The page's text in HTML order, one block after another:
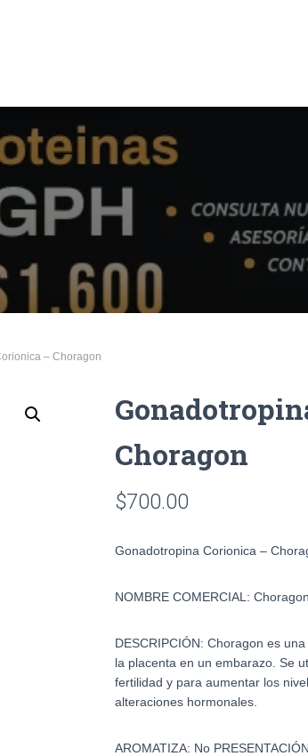
– Choragon
Choragon
$700.00
Gonadotropina Corionica –
NOMBRE COMERCIAL:
DESCRIPCIÓN: Choragon es
la placenta en un embarazo. Se
fertilidad y para aumentar los
alteraciones hormonales.
AROMATIZA: No